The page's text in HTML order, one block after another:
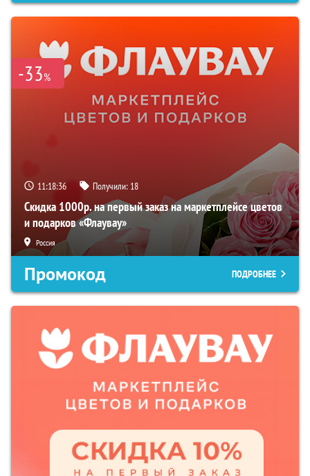
-33%
11:18:35 Получили: 18
Скидка 1000р. на первый заказ на маркетплейсе цветов
и подарков «Флаувау»
Россия
Промокод ПОДРОБНЕЕ